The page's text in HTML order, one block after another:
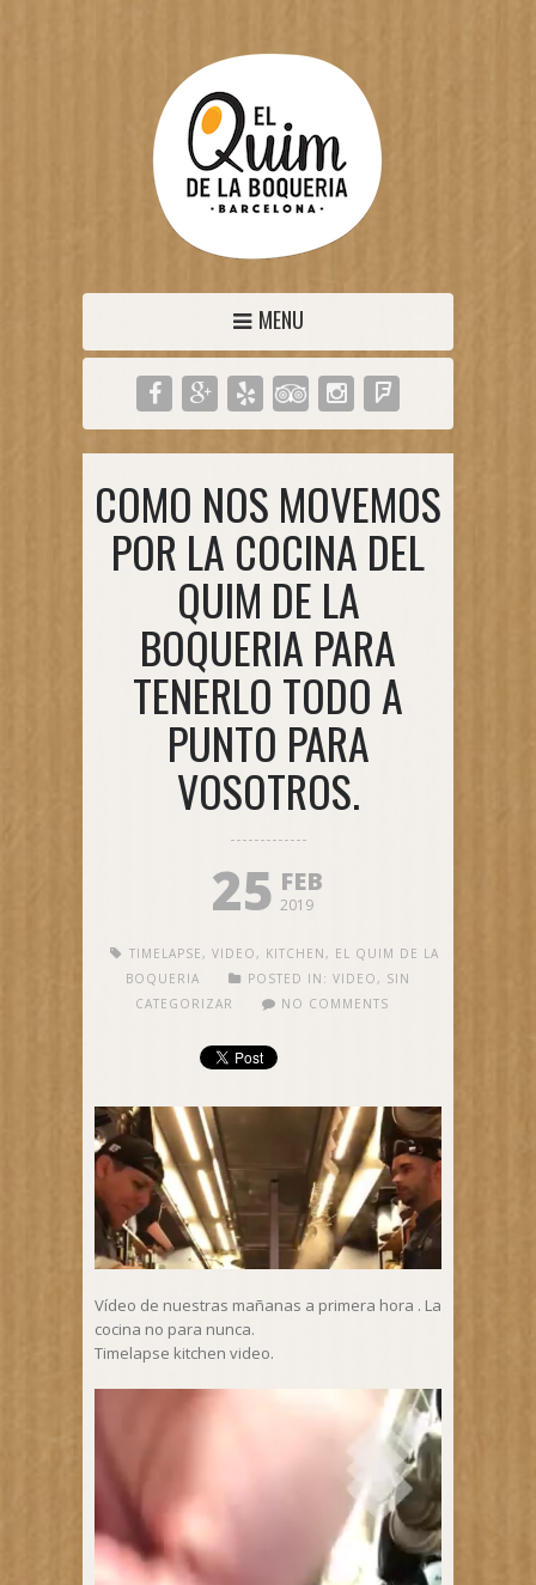
MENU
COMO NOS MOVEMOS
POR LA COCINA DEL
QUIM DE LA
BOQUERIA PARA
TENERLO TODO A
PUNTO PARA
VOSOTROS.
25 FEB
2019
TIMELAPSE , VIDEO , KITCHEN , EL QUIM DE LA
BOQUERIA
POSTED IN: VIDEO , SIN
CATEGORIZAR
NO COMMENTS
Vídeo de nuestras mañanas a primera hora . La
cocina no para nunca.
Timelapse kitchen video.